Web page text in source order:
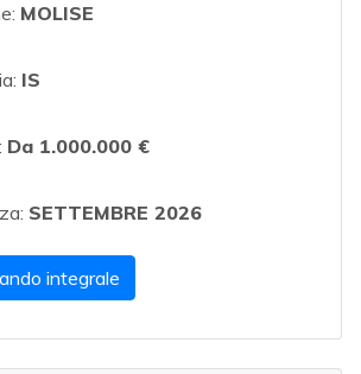
MOLISE
IS
Da 1.000.000 €
SETTEMBRE 2026
integrale